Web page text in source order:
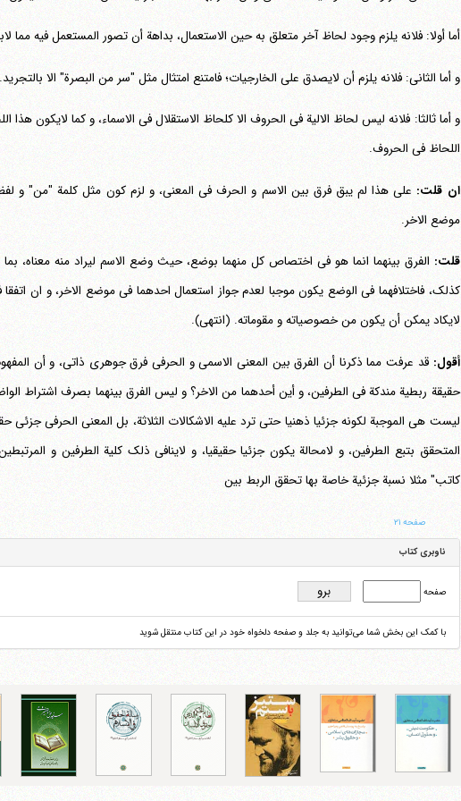
أما أولا: فلانه یلزم وجود لحاظ آخر متعلق به حین الاستعمال، بداهة أن تصور المستعمل فیه مما
و أما الثانی: فلانه یلزم أن لایصدق علی الخارجیات؛ فامتنع امتثال مثل "سر من البصرة" الا بالتجرید.
و أما ثالثا: فلانه لیس لحاظ الالیة فی الحروف الا کلحاظ الاستقلال فی الاسماء، و کما لایکون
اللحاظ فی الحروف.
ان قلت: علی هذا لم یبق فرق بین الاسم و الحرف فی المعنی، و لزم کون مثل کلمة "من" و
موضع الاخر.
قلت: الفرق بینهما انما هو فی اختصاص کل منهما بوضع، حیث وضع الاسم لیراد منه معناه،
کذلک، فاختلافهما فی الوضع یکون موجبا لعدم جواز استعمال احدهما فی موضع الاخر، و ان
لایکاد یمکن أن یکون من خصوصیاته و مقوماته. (انتهی).
أقول:قد عرفت مما ذکرنا أن الفرق بین المعنی الاسمی و الحرفی فرق جوهری ذاتی، و أن
حقیقة ربطیة مندکة فی الطرفین، و أین أحدهما من الاخر؟ و لیس الفرق بینهما بصرف اشتراط
لیست هی الموجبة لکونه جزئیا ذهنیا حتی ترد علیه الاشکالات الثلاثة، بل المعنی الحرفی
المتحقق بتبع الطرفین، و لامحالة یکون جزئیا حقیقیا، و لاینافی ذلک کلیة الطرفین و
کاتب" مثلا نسبة جزئیة خاصة بها تحقق الربط بین
صفحه ۲۱
ناوبری کتاب
صفحه
با کمک این بخش شما می‌توانید به جلد و صفحه دلخواه خود در این کتاب منتقل شوید
فکس37740015-25-98+